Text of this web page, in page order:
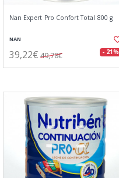
Nan Expert Pro Confort Total 800 g
NAN
39,22€ 49,78€ - 21%